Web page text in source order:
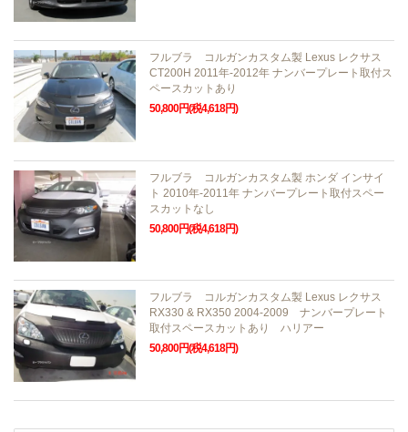
フルブラ コルガンカスタム製 Lexus レクサス
CT200H 2011年-2012年 ナンバープレート取付ス
ペースカットあり
50,800円(税4,618円)
フルブラ コルガンカスタム製 ホンダ インサイ
ト 2010年-2011年 ナンバープレート取付スペー
スカットなし
50,800円(税4,618円)
フルブラ コルガンカスタム製 Lexus レクサス
RX330 & RX350 2004-2009 ナンバープレート
取付スペースカットあり ハリアー
50,800円(税4,618円)